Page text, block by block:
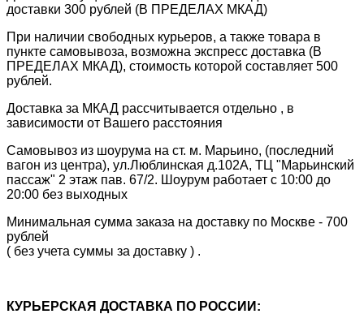
доставки 300 рублей (В ПРЕДЕЛАХ МКАД)
При наличии свободных курьеров, а также товара в
пункте самовывоза, возможна экспресс доставка (В
ПРЕДЕЛАХ МКАД), стоимость которой составляет 500
рублей.
Доставка за МКАД рассчитывается отдельно , в
зависимости от Вашего расстояния
Самовывоз из шоурума на ст. м. Марьино, (последний
вагон из центра), ул.Люблинская д.102А, ТЦ "Марьинский
пассаж" 2 этаж пав. 67/2. Шоурум работает с 10:00 до
20:00 без выходных
Минимальная сумма заказа на доставку по Москве - 700
рублей
( без учета суммы за доставку ) .
КУРЬЕРСКАЯ ДОСТАВКА ПО РОССИИ: